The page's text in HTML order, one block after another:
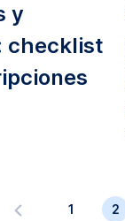
y
checklist
1 2